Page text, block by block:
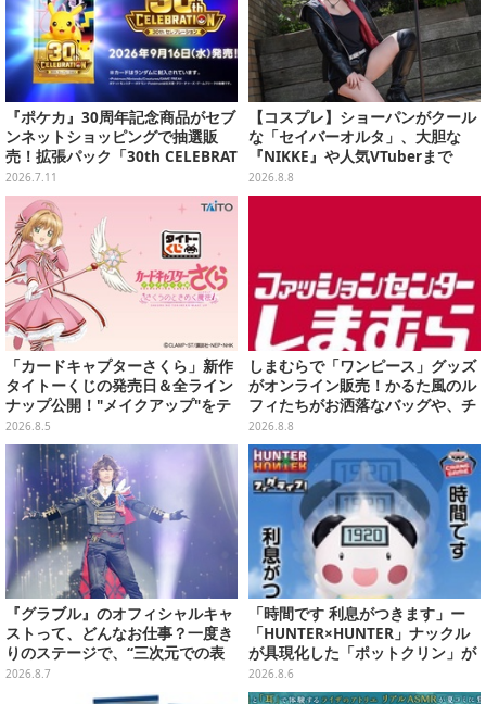
『ポケカ』30周年記念商品がセブ
ンネットショッピングで抽選販
売！拡張パック「30th CELEBRAT
ION」と「エーフィ・ブラッキー
セット」が対象
2026.7.11
【コスプレ】ショーパンがクール
な「セイバーオルタ」、大胆な
『NIKKE』や人気VTuberまで
「アコスタ池袋」美女レイヤーま
とめ
2026.8.8
「カードキャプターさくら」新作
タイトーくじの発売日＆全ライン
ナップ公開！"メイクアップ"をテ
ーマに、日常でも使いたくなるア
イテムがズラリ
2026.8.5
しまむらで「ワンピース」グッズ
がオンライン販売！かるた風のル
フィたちがお洒落なバッグや、チ
ョッパーが可愛いサンダルも
2026.8.8
『グラブル』のオフィシャルキャ
ストって、どんなお仕事？一度き
りのステージで、“三次元での表
現”に全力を懸けるキャスト陣の
舞台裏【インタビュー】
2026.8.7
「時間です 利息がつきます」ー
「HUNTER×HUNTER」ナックル
が具現化した「ポットクリン」が
貯金箱としてプライズ展開
2026.8.6